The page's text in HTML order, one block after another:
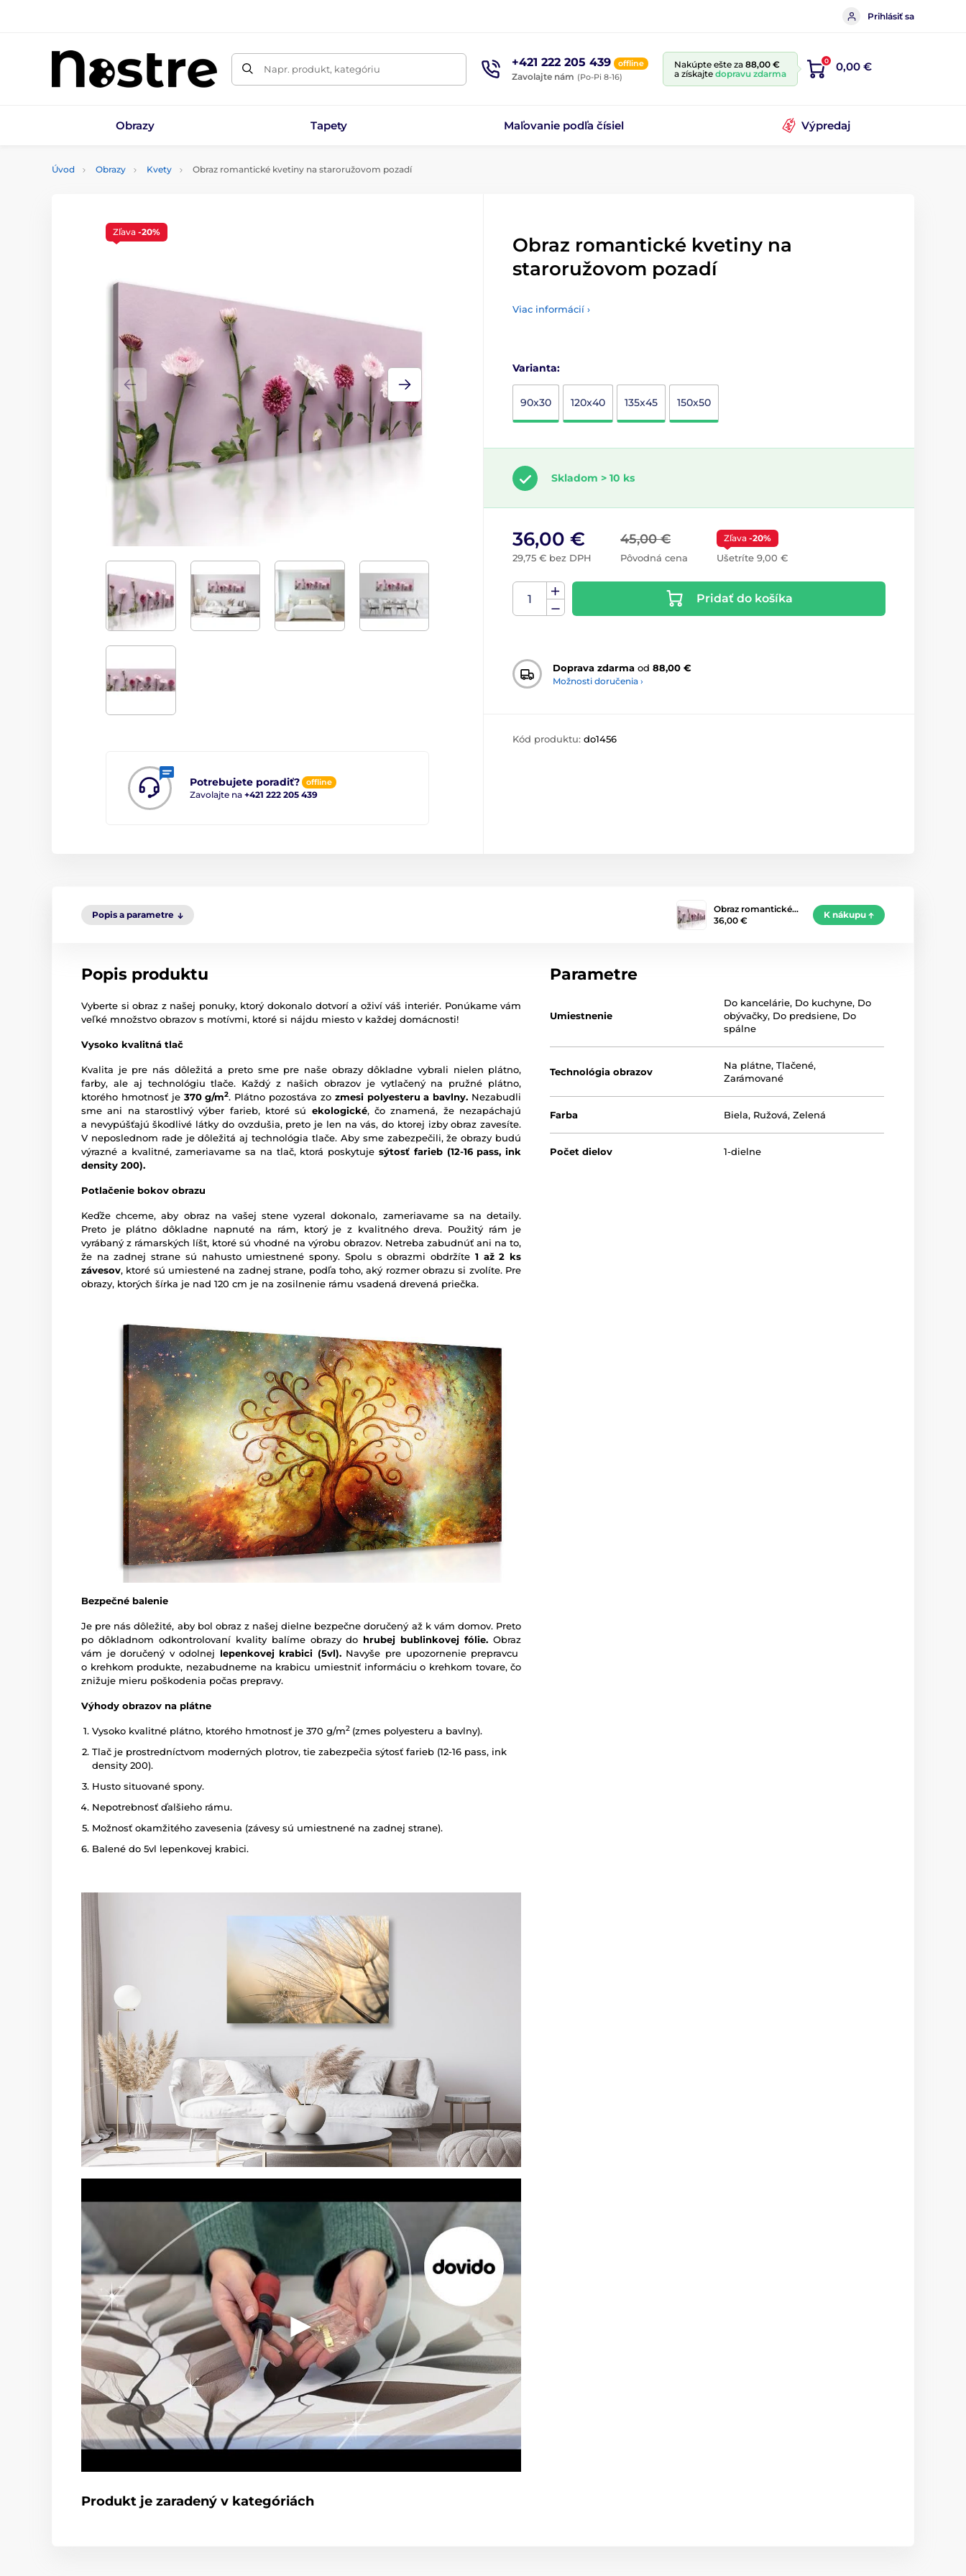
Prihlásiť sa
Napr. produkt, kategóriu +421 222 205 439 offline
Zavolajte nám (Po-Pi 8-16)
Nakúpte ešte za 88,00 €
a získajte dopravu zdarma
0 0,00 €
Obrazy Tapety Maľovanie podľa čísiel Výpredaj
Úvod Obrazy Kvety Obraz romantické kvetiny na staroružovom pozadí
Potrebujete poradiť? offline
Zavolajte na +421 222 205 439
Zľava -20%
Obraz romantické kvetiny na
staroružovom pozadí
Viac informácií ›
Varianta:
90x30 120x40 135x45 150x50
Skladom > 10 ks
45,00 €
Pôvodná cena
36,00 €
29,75 € bez DPH
Zľava -20%
Ušetríte 9,00 €
Pridať do košíka
Doprava zdarma od 88,00 €
Možnosti doručenia ›
Kód produktu: do1456
Popis a parametre
Obraz romantické…
36,00 €
K nákupu
Popis produktu
Vyberte si obraz z našej ponuky, ktorý dokonalo dotvorí a oživí váš interiér. Ponúkame vám
veľké množstvo obrazov s motívmi, ktoré si nájdu miesto v každej domácnosti!
Vysoko kvalitná tlač
Kvalita je pre nás dôležitá a preto sme pre naše obrazy dôkladne vybrali nielen plátno,
farby, ale aj technológiu tlače. Každý z našich obrazov je vytlačený na pružné plátno,
ktorého hmotnosť je 370 g/m2. Plátno pozostáva zo zmesi polyesteru a bavlny. Nezabudli
sme ani na starostlivý výber farieb, ktoré sú ekologické, čo znamená, že nezapáchajú
a nevypúšťajú škodlivé látky do ovzdušia, preto je len na vás, do ktorej izby obraz zavesíte.
V neposlednom rade je dôležitá aj technológia tlače. Aby sme zabezpečili, že obrazy budú
výrazné a kvalitné, zameriavame sa na tlač, ktorá poskytujesýtosť farieb (12-16 pass, ink
density 200).
Potlačenie bokov obrazu
Keďže chceme, aby obraz na vašej stene vyzeral dokonalo, zameriavame sa na detaily.
Preto je plátno dôkladne napnuté na rám, ktorý je z kvalitného dreva. Použitý rám je
vyrábaný z rámarských líšt, ktoré sú vhodné na výrobu obrazov. Netreba zabudnúť ani na to,
že na zadnej strane sú nahusto umiestnené spony. Spolu s obrazmi obdržíte 1 až 2 ks
závesov, ktoré sú umiestené na zadnej strane, podľa toho, aký rozmer obrazu si zvolíte. Pre
obrazy, ktorých šírka je nad 120 cm je na zosilnenie rámu vsadená drevená priečka.
Bezpečné balenie
Je pre nás dôležité, aby bol obraz z našej dielne bezpečne doručený až k vám domov. Preto
po dôkladnom odkontrolovaní kvality balíme obrazy do hrubej bublinkovej fólie. Obraz
vám je doručený v odolnej lepenkovej krabici (5vl).Navyše pre upozornenie prepravcu
o krehkom produkte, nezabudneme na krabicu umiestniť informáciu o krehkom tovare, čo
znižuje mieru poškodenia počas prepravy.
Výhody obrazov na plátne
Vysoko kvalitné plátno, ktorého hmotnosť je 370 g/m2 (zmes polyesteru a bavlny).
Tlač je prostredníctvom moderných plotrov, tie zabezpečia sýtosť farieb (12-16 pass, ink
density 200).
Husto situované spony.
Nepotrebnosť ďalšieho rámu.
Možnosť okamžitého zavesenia (závesy sú umiestnené na zadnej strane).
Balené do 5vl lepenkovej krabici.
Produkt je zaradený v kategóriách
Parametre
Umiestnenie
Do kancelárie, Do kuchyne, Do
obývačky, Do predsiene, Do
spálne
Technológia obrazov
Na plátne,Tlačené,
Zarámované
Farba Biela, Ružová,Zelená
Počet dielov 1-dielne